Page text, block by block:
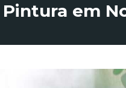
Pintura em